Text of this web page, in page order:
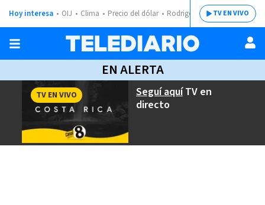
Hoy interesa OIJ Clima Precio del dólar Rodrigo ChavesTV EN VIVO
EN ALERTA
Seguí aquíTV en
directo
TV EN VIVO